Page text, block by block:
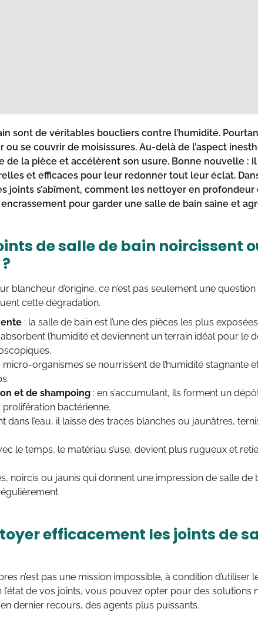
sont de véritables boucliers contre l’humidité.
ou se couvrir de moisissures. Au-delà de l’aspect
de la pièce et accélèrent son usure. Bonne nouvelle :
et efficaces pour leur redonner tout leur éclat.
joints s’abîment, comment les nettoyer en profondeur
pour garder une salle de bain saine et
de salle de bain noircissent
blancheur d’origine, ce n’est pas seulement une question
cette dégradation.
: la salle de bain est l’une des pièces les plus exposées
l’humidité et deviennent un terrain idéal pour le
micro-organismes se nourrissent de l’humidité stagnante
et de shampoing : en s’accumulant, ils forment un
bactérienne.
dans l’eau, il laisse des traces blanches ou jaunâtres,
le temps, le matériau s’use, devient plus rugueux et
noircis ou jaunis qui donnent une impression de salle de
efficacement les joints de
n’est pas une mission impossible, à condition d’utiliser
l’état de vos joints, vous pouvez opter pour des solutions
dernier recours, des agents plus puissants.